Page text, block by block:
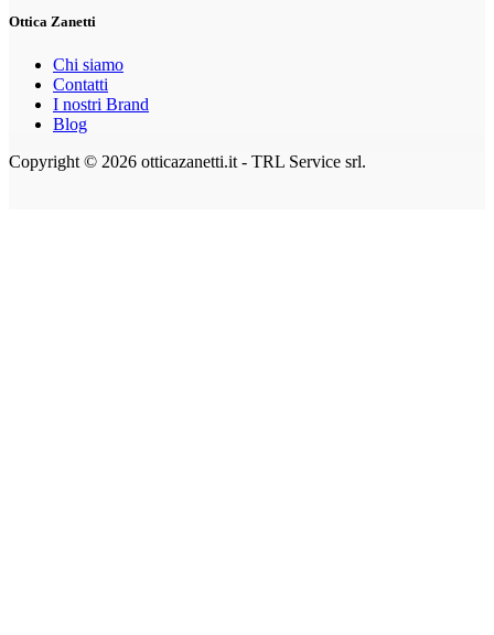
Ottica Zanetti
Chi siamo
Contatti
I nostri Brand
Blog
Copyright © 2026 otticazanetti.it - TRL Service srl.